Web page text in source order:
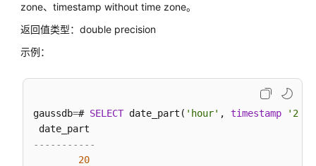
函
数
次
归
查
函
zone、timestamp without time zone。
返回值类型：double precision
示例：
gaussdb=# SELECT date_part( 'hour' , timestamp
-----------
20